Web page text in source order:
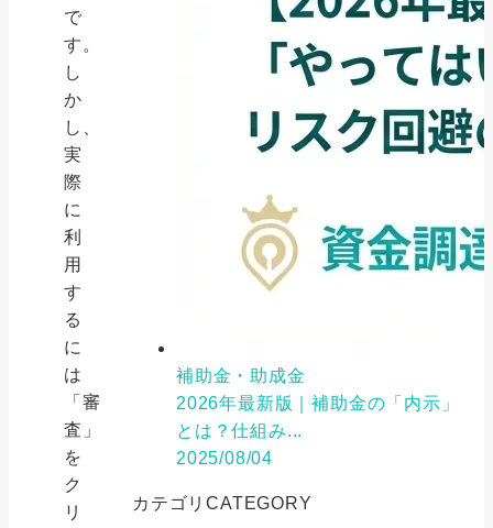
で
す。
し
か
し、
実
際
に
利
用
す
る
に
は
「審
査」
を
ク
リ
補助金・助成金
2026年最新版｜補助金の「内示」
とは？仕組み...
2025/08/04
カテゴリCATEGORY